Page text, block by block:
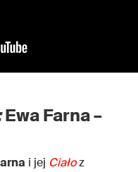
Ewa Farna –
i jej Ciałoz